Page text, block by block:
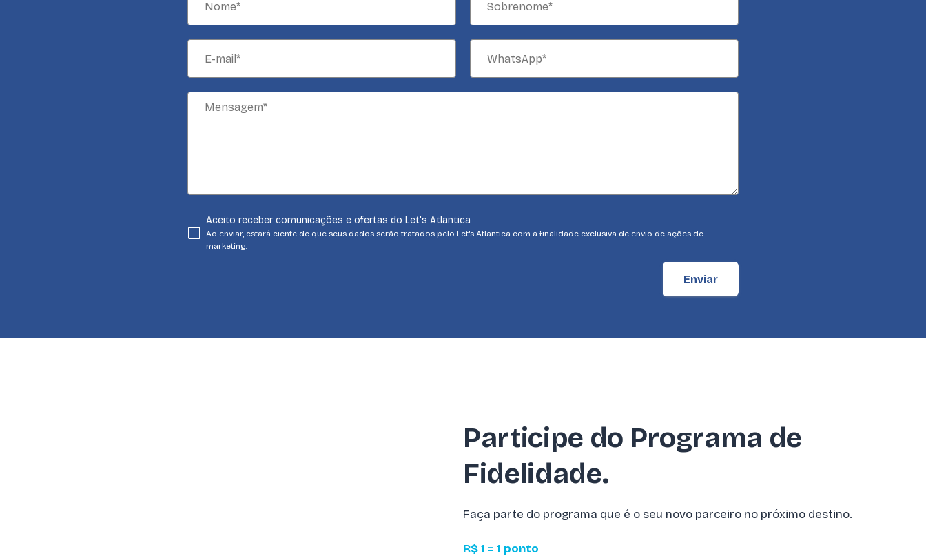
Aceito receber comunicações e ofertas do Let's Atlantica
Ao enviar, estará ciente de que seus dados serão tratados pelo Let's Atlantica com a finalidade exclusiva de envio de ações de
marketing.
Enviar
Participe do Programa de
Fidelidade.
Faça parte do programa que é o seu novo parceiro no próximo destino.
R$ 1 = 1 ponto